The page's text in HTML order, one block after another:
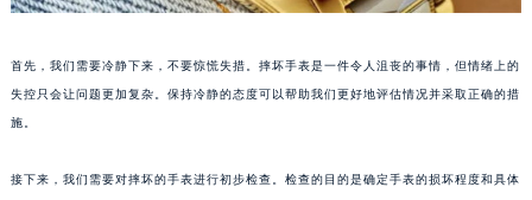
首先，我们需要冷静下来，不要惊慌失措。摔坏手表是一件令人沮丧的事情，但情绪上的
失控只会让问题更加复杂。保持冷静的态度可以帮助我们更好地评估情况并采取正确的措
施。
接下来，我们需要对摔坏的手表进行初步检查。检查的目的是确定手表的损坏程度和具体